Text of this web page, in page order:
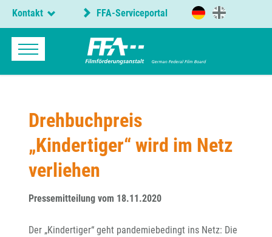
Kontakt FFA-Serviceportal
Drehbuchpreis
„Kindertiger“ wird im Netz
verliehen
Pressemitteilung vom 18.11.2020
Der „Kindertiger“ geht pandemiebedingt ins Netz: Die